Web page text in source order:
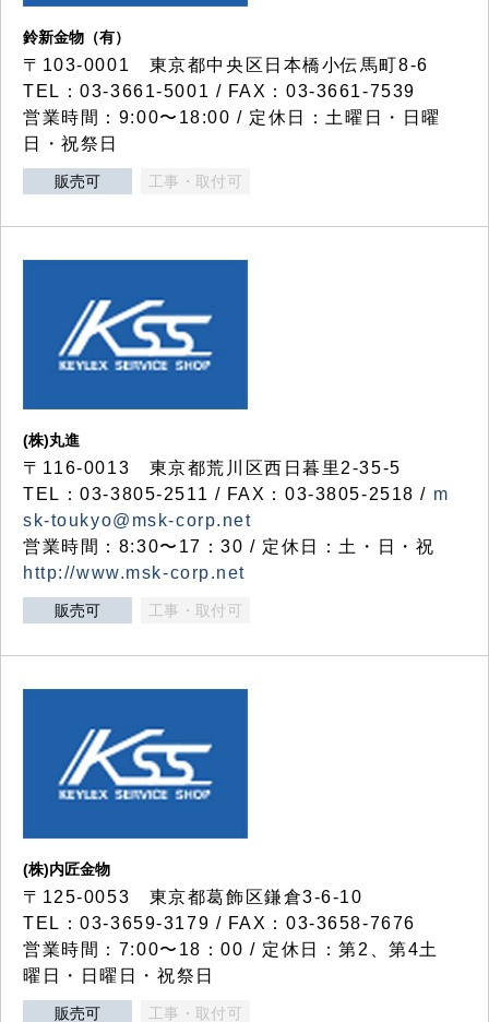
鈴新金物（有）
〒103-0001 東京都中央区日本橋小伝馬町8-6
TEL：03-3661-5001 / FAX：03-3661-7539
営業時間：9:00〜18:00 / 定休日：土曜日・日曜
日・祝祭日
販売可 工事・取付可
(株)丸進
〒116-0013 東京都荒川区西日暮里2-35-5
TEL：03-3805-2511 / FAX：03-3805-2518 / m
sk-toukyo@msk-corp.net
営業時間：8:30〜17：30 / 定休日：土・日・祝
http://www.msk-corp.net
販売可 工事・取付可
(株)内匠金物
〒125-0053 東京都葛飾区鎌倉3-6-10
TEL：03-3659-3179 / FAX：03-3658-7676
営業時間：7:00〜18：00 / 定休日：第2、第4土
曜日・日曜日・祝祭日
販売可 工事・取付可